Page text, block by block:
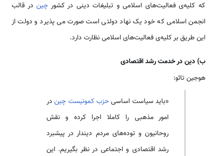
که کلیه‌­ی فعالیت‌­های اسلامی و تبلیغات دینی در کشور چیندر قالب
انجمن اسلامی که خود یک نهاد دولتی است صورت می ­پذیرد و دولت از
این طریق بر کلیه­‌ی فعالیت­‌های اسلامی نظارت دارد.
ب) دین در خدمت رشد اقتصادی
هوجین تائو:
«باید سیاست اساسیحزب کمونیست چیندر
امور مذهبی را کاملا اجرا کرده و نقش
روحانیون و توده­‌های مردم دین­دار در پیشبرد
رشد اقتصادی و اجتماعی در نظر بگیریم. این